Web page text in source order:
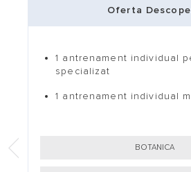
Oferta
1 antrenament individual
specializat
1 antrenament individual
BOTANICA